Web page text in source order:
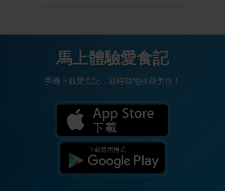
馬上體驗愛食記
手機下載愛食記，隨時隨地收藏美食！